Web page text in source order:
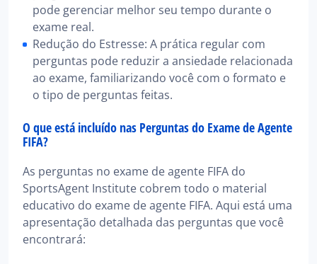
pode gerenciar melhor seu tempo durante o
exame real.
Redução do Estresse: A prática regular com
perguntas pode reduzir a ansiedade relacionada
ao exame, familiarizando você com o formato e
o tipo de perguntas feitas.
O que está incluído nas Perguntas do Exame de Agente
FIFA?
As perguntas no exame de agente FIFA do
SportsAgent Institute cobrem todo o material
educativo do exame de agente FIFA. Aqui está uma
apresentação detalhada das perguntas que você
encontrará: